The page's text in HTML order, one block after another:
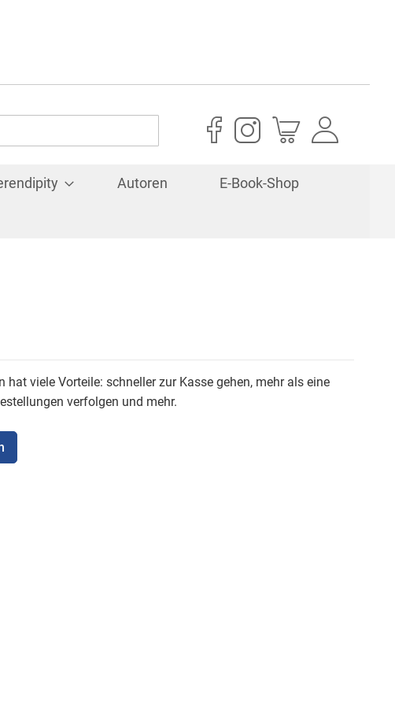
Mein Warenkorb
Autoren E-Book-Shop
hat viele Vorteile: schneller zur Kasse gehen, mehr als eine
verfolgen und mehr.